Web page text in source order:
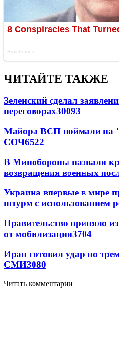
ЧИТАЙТЕ ТАКЖЕ
Зеленский сделал
переговорах30093
Майора ВСП поймали на
СОЧ6522
В Минобороны назвали
возвращения военных
Украина впервые в мире
штурм с использованием
Правительство приняло
от мобилизации3704
Иран готовил удар по
СМИ3080
Читать комментарии